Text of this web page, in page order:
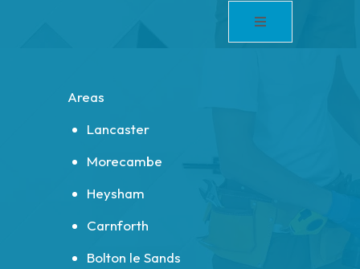
Areas
Lancaster
Morecambe
Heysham
Carnforth
Bolton le Sands